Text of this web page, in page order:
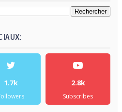
1.7k 2.8k
Subscribes